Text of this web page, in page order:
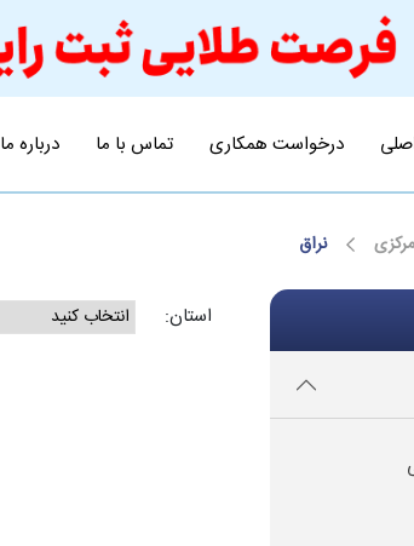
درخواست همکاری تماس با ما درباره ما
نراق
استان: